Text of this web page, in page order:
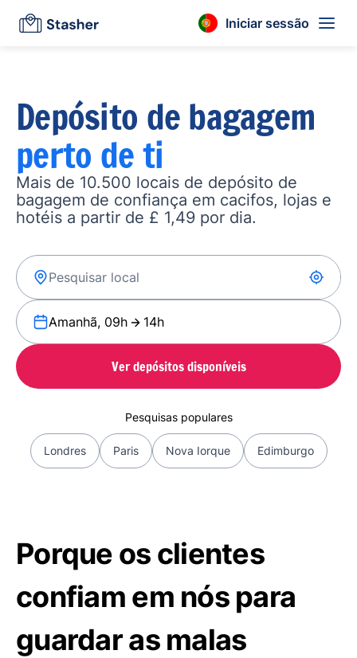
Iniciar sessão
Depósito de bagagem
perto de ti
Mais de 10.500 locais de depósito de
bagagem de confiança em cacifos, lojas e
hotéis a partir de £ 1,49 por dia.
Amanhã, 09h 14h
Ver depósitos disponíveis
Pesquisas populares
Londres Paris Nova Iorque Edimburgo
Porque os clientes
confiam em nós para
guardar as malas